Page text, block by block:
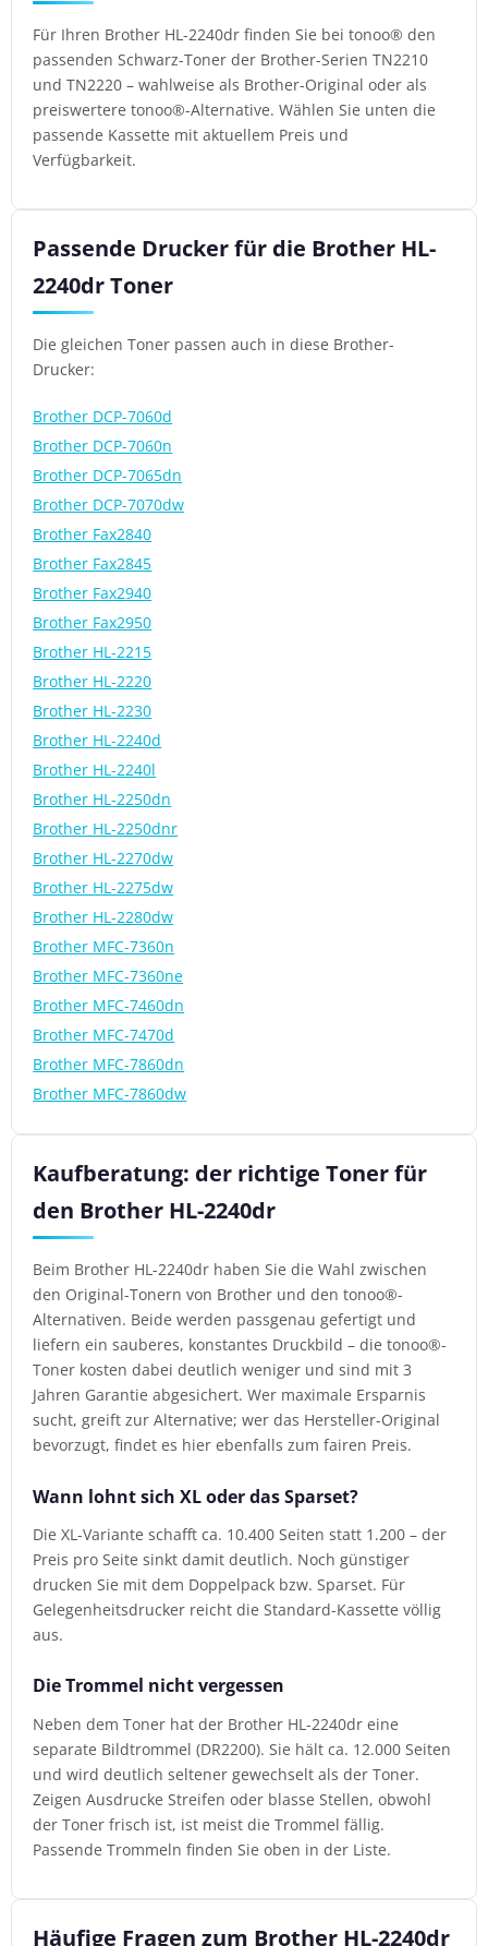
Für Ihren Brother HL-2240dr finden Sie bei tonoo® den
passenden Schwarz-Toner der Brother-Serien TN2210
und TN2220 – wahlweise als Brother-Original oder als
preiswertere tonoo®-Alternative. Wählen Sie unten die
passende Kassette mit aktuellem Preis und
Verfügbarkeit.
Passende Drucker für die Brother HL-
2240dr Toner
Die gleichen Toner passen auch in diese Brother-
Drucker:
Brother DCP-7060d
Brother DCP-7060n
Brother DCP-7065dn
Brother DCP-7070dw
Brother Fax2840
Brother Fax2845
Brother Fax2940
Brother Fax2950
Brother HL-2215
Brother HL-2220
Brother HL-2230
Brother HL-2240d
Brother HL-2240l
Brother HL-2250dn
Brother HL-2250dnr
Brother HL-2270dw
Brother HL-2275dw
Brother HL-2280dw
Brother MFC-7360n
Brother MFC-7360ne
Brother MFC-7460dn
Brother MFC-7470d
Brother MFC-7860dn
Brother MFC-7860dw
Kaufberatung: der richtige Toner für
den Brother HL-2240dr
Beim Brother HL-2240dr haben Sie die Wahl zwischen
den Original-Tonern von Brother und den tonoo®-
Alternativen. Beide werden passgenau gefertigt und
liefern ein sauberes, konstantes Druckbild – die tonoo®-
Toner kosten dabei deutlich weniger und sind mit 3
Jahren Garantie abgesichert. Wer maximale Ersparnis
sucht, greift zur Alternative; wer das Hersteller-Original
bevorzugt, findet es hier ebenfalls zum fairen Preis.
Wann lohnt sich XL oder das Sparset?
Die XL-Variante schafft ca. 10.400 Seiten statt 1.200 – der
Preis pro Seite sinkt damit deutlich. Noch günstiger
drucken Sie mit dem Doppelpack bzw. Sparset. Für
Gelegenheitsdrucker reicht die Standard-Kassette völlig
aus.
Die Trommel nicht vergessen
Neben dem Toner hat der Brother HL-2240dr eine
separate Bildtrommel (DR2200). Sie hält ca. 12.000 Seiten
und wird deutlich seltener gewechselt als der Toner.
Zeigen Ausdrucke Streifen oder blasse Stellen, obwohl
der Toner frisch ist, ist meist die Trommel fällig.
Passende Trommeln finden Sie oben in der Liste.
Häufige Fragen zum Brother HL-2240dr